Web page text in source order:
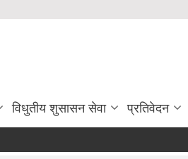
विधुतीय शुसासन सेवा प्रतिवेदन